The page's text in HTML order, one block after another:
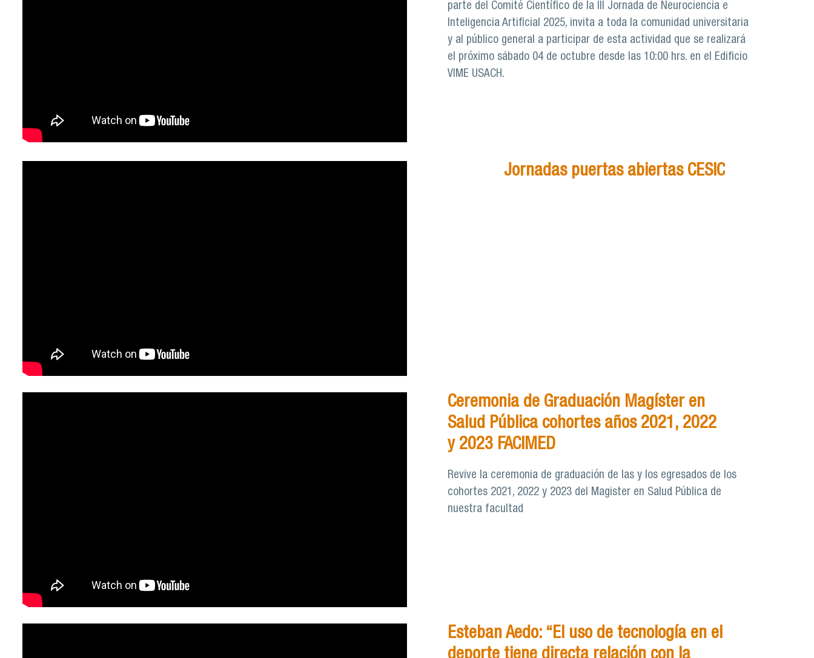
parte del Comité Científico de la III Jornada de Neurociencia e
Inteligencia Artificial 2025, invita a toda la comunidad universitaria
y al público general a participar de esta actividad que se realizará
el próximo sábado 04 de octubre desde las 10:00 hrs. en el Edificio
VIME USACH.
Jornadas puertas abiertas CESIC
Ceremonia de Graduación Magíster en
Salud Pública cohortes años 2021, 2022
y 2023 FACIMED
Revive la ceremonia de graduación de las y los egresados de los
cohortes 2021, 2022 y 2023 del Magister en Salud Pública de
nuestra facultad
Esteban Aedo: “El uso de tecnología en el